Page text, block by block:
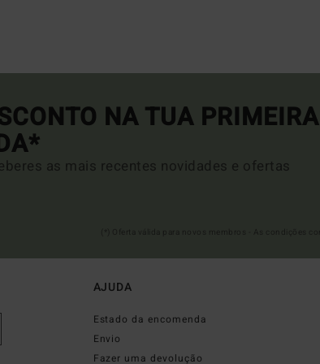
NA TUA PRIMEIRA
as mais recentes novidades e ofertas
AJUDA
Estado da encomenda
Envio
Fazer uma devolução